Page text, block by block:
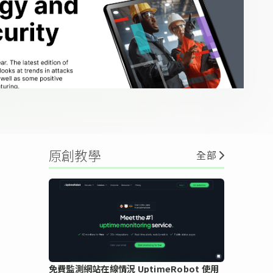
原創教學 全部
免費監測網站在線情況 UptimeRobot 使用